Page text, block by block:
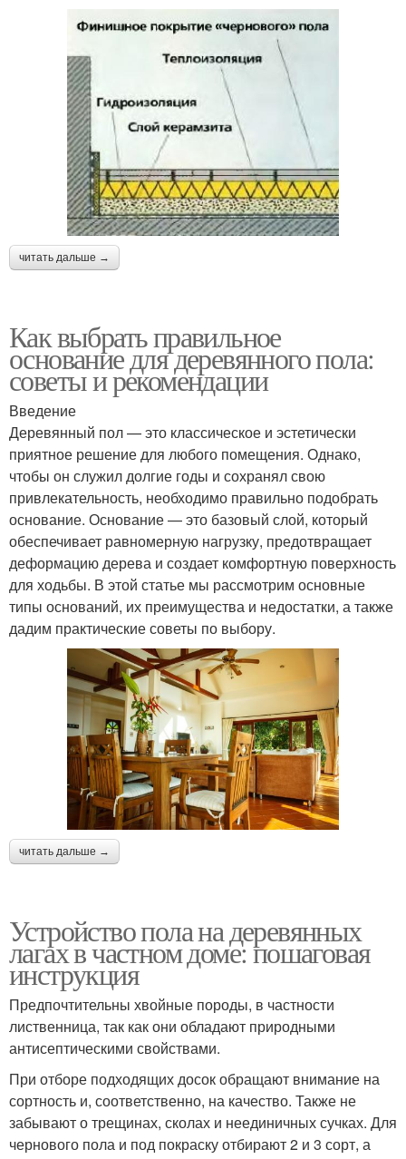
читать дальше →
Как выбрать правильное
основание для деревянного пола:
советы и рекомендации
Введение
Деревянный пол — это классическое и эстетически
приятное решение для любого помещения. Однако,
чтобы он служил долгие годы и сохранял свою
привлекательность, необходимо правильно подобрать
основание. Основание — это базовый слой, который
обеспечивает равномерную нагрузку, предотвращает
деформацию дерева и создает комфортную поверхность
для ходьбы. В этой статье мы рассмотрим основные
типы оснований, их преимущества и недостатки, а также
дадим практические советы по выбору.
читать дальше →
Устройство пола на деревянных
лагах в частном доме: пошаговая
инструкция
Предпочтительны хвойные породы, в частности
лиственница, так как они обладают природными
антисептическими свойствами.
При отборе подходящих досок обращают внимание на
сортность и, соответственно, на качество. Также не
забывают о трещинах, сколах и неединичных сучках. Для
чернового пола и под покраску отбирают 2 и 3 сорт, а